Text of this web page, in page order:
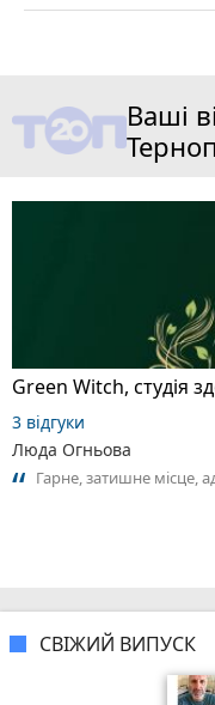
Ваші
Green Witch, студія
3 відгуки
Люда Огньова
Гарне, затишне місце,
СВІЖИЙ ВИПУСК